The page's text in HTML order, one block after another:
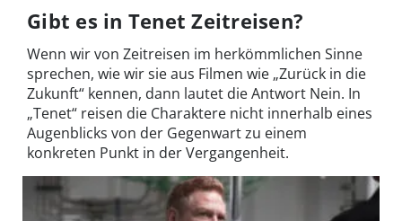
Gibt es in Tenet Zeitreisen?
Wenn wir von Zeitreisen im herkömmlichen Sinne
sprechen, wie wir sie aus Filmen wie „Zurück in die
Zukunft“ kennen, dann lautet die Antwort Nein. In
„Tenet“ reisen die Charaktere nicht innerhalb eines
Augenblicks von der Gegenwart zu einem
konkreten Punkt in der Vergangenheit.